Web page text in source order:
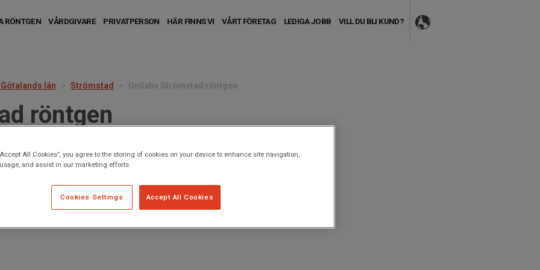
RÖNTGEN VÅRDGIVARE PRIVATPERSON HÄR FINNS VI VÅRT FÖRETAG LEDIGA JOBB VILL DU BLI KUND?
län Strömstad Unilabs Strömstad röntgen
röntgen
All Cookies”, you agree to the storing of cookies on your device to enhance site navigation,
and assist in our marketing efforts.
Accept All Cookies
Cookies Settings